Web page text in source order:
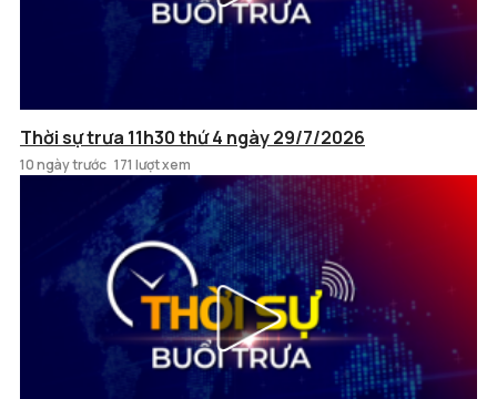
Thời sự trưa 11h30 thứ 4 ngày 29/7/2026
10 ngày trước 171 lượt xem